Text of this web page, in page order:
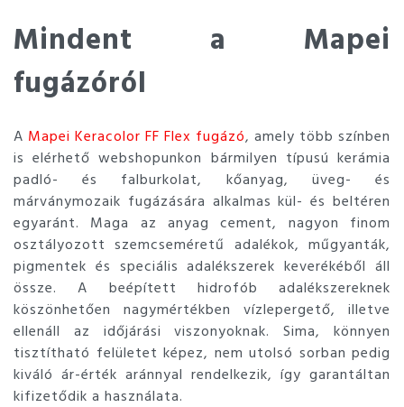
Mindent a Mapei
fugázóról
A Mapei Keracolor FF Flex fugázó, amely több színben
is elérhető webshopunkon bármilyen típusú kerámia
padló- és falburkolat, kőanyag, üveg- és
márványmozaik fugázására alkalmas kül- és beltéren
egyaránt. Maga az anyag cement, nagyon finom
osztályozott szemcseméretű adalékok, műgyanták,
pigmentek és speciális adalékszerek keverékéből áll
össze. A beépített hidrofób adalékszereknek
köszönhetően nagymértékben vízlepergető, illetve
ellenáll az időjárási viszonyoknak. Sima, könnyen
tisztítható felületet képez, nem utolsó sorban pedig
kiváló ár-érték aránnyal rendelkezik, így garantáltan
kifizetődik a használata.